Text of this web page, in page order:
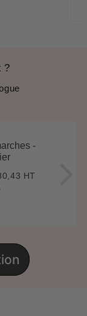
?
-
HT
€103,82